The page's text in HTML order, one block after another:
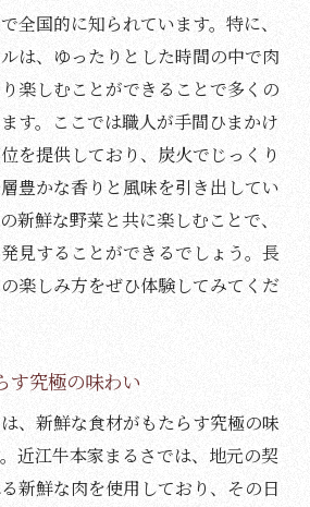
全国的に知られています。特に、
は、ゆったりとした時間の中で肉
楽しむことができることで多くの
す。ここでは職人が手間ひまかけ
を提供しており、炭火でじっくり
豊かな香りと風味を引き出してい
新鮮な野菜と共に楽しむことで、
見することができるでしょう。長
楽しみ方をぜひ体験してみてくだ
す究極の味わい
、新鮮な食材がもたらす究極の味
近江牛本家まるさでは、地元の契
新鮮な肉を使用しており、その日